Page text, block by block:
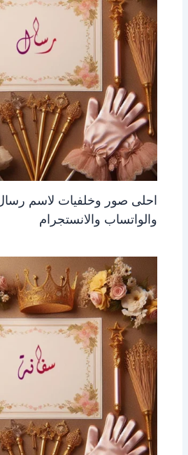
احلى صور وخلفيات لاسم
والواتساب والانستجرام